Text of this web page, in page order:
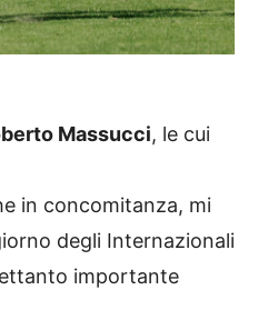
Massucci, le cui
in concomitanza, mi
degli Internazionali
importante